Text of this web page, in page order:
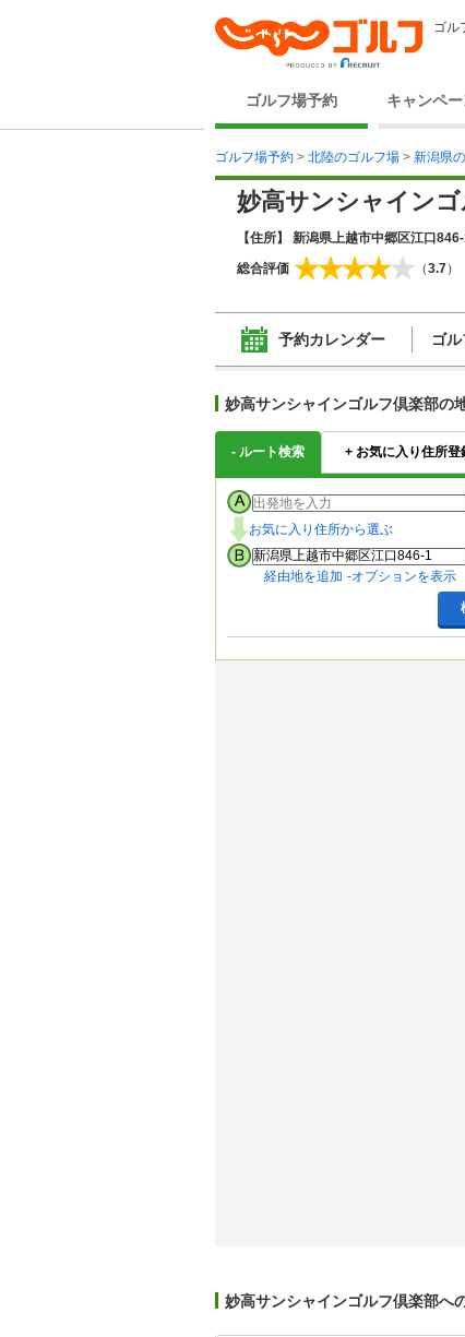
ゴル
ゴルフ場予約 キャンペ
ゴルフ場予約 > 北陸のゴルフ場 > 新潟県
妙高サンシャイン
【住所】 新潟県上越市中郷区江口
総合評価
（3.7）
予約カレンダー ゴ
妙高サンシャインゴルフ倶楽部の
- ルート検索 + お気に入り住所登
お気に入り住所から選ぶ
経由地を追加 オプションを表示
妙高サンシャインゴルフ倶楽部へ